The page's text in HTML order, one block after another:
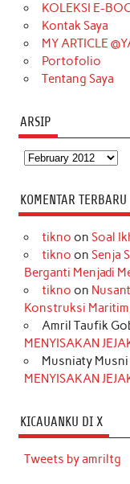
m
KOLEKSI E-
Kontak Saya
MY ARTICLE
Portofolio
Tentang Saya
ARSIP
Arsip
KOMENTAR TERBARU
tikno on Soal
tikno on Senja
Berganti Menjadi
tikno on
Konstruksi
Amril Taufik
MENYISAKAN
Musniaty Musni
MENYISAKAN
KICAUANKU DI X
Tweets by amriltg